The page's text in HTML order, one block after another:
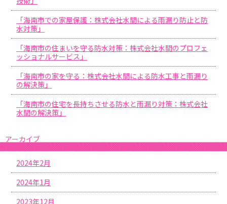
「海南市での家屋保護：株式会社水間による雨漏り防止と防
水対策」
「海南市の住まいを守る防水対策：株式会社水間のプロフェ
ッショナルサービス」
「海南市の家を守る：株式会社水間による防水工事と雨漏り
の解決策」
「海南市の住宅を長持ちさせる防水と雨漏り対策：株式会社
水間の解決策」
アーカイブ
2024年2月
2024年1月
2023年12月